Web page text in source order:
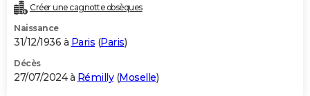
Créer une cagnotte obsèques
Naissance
31/12/1936 à Paris (Paris)
Décès
27/07/2024 à Rémilly(Moselle)